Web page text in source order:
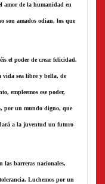
amor de la humanidad en
son amados odian, los que
el poder de crear felicidad.
vida sea libre y bella, de
empleemos ese poder,
por un mundo digno, que
a la juventud un futuro
las barreras nacionales,
Luchemos por un